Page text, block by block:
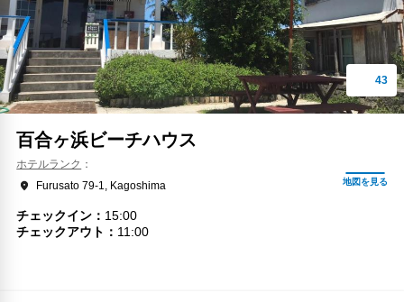
百合ヶ浜ビーチハウス
ホテルランク
Furusato 79-1, Kagoshima
チェックイン
15:00
チェックアウト
11:00